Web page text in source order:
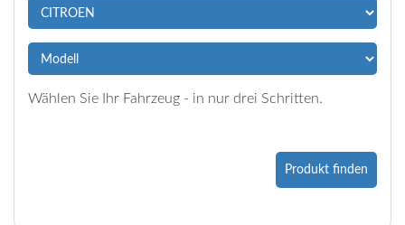
Wählen Sie Ihr Fahrzeug - in nur drei Schritten.
Produkt finden